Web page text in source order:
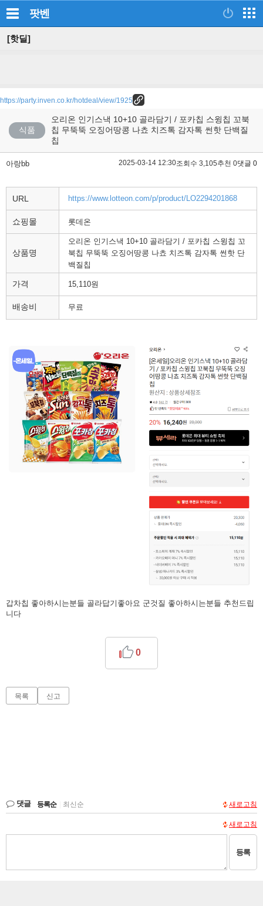
팟벤
[핫딜]
https://party.inven.co.kr/hotdeal/view/1925
식품
오리온 인기스낵 10+10 골라담기 / 포카칩 스윙칩 꼬북
칩 무뚝뚝 오징어땅콩 나쵸 치즈톡 감자톡 썬핫 단백질
칩
아랑bb 2025-03-14 12:30조회수 3,105추천 0댓글 0
URL https://www.lotteon.com/p/product/LO2294201868
쇼핑몰 롯데온
상품명
오리온 인기스낵 10+10 골라담기 / 포카칩 스윙칩 꼬
북칩 무뚝뚝 오징어땅콩 나쵸 치즈톡 감자톡 썬핫 단
백질칩
가격 15,110원
배송비 무료
갑차칩 좋아하시는분들 골라답기좋아요 군것질 좋아하시는분들 추천드립
니다
0
목록 신고
댓글 등록순 최신순 새로고침
새로고침
등록